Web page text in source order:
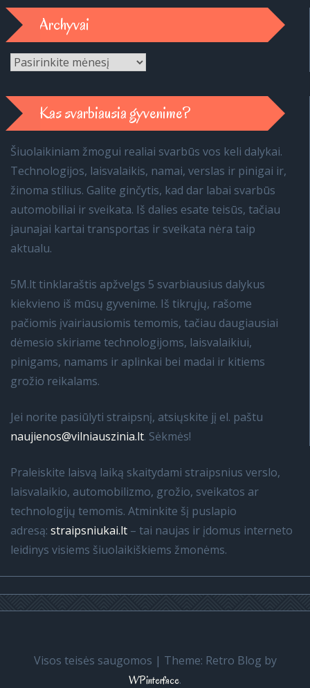
Archyvai
Archyvai
Kas svarbiausia gyvenime?
Šiuolaikiniam žmogui realiai svarbūs vos keli dalykai.
Technologijos, laisvalaikis, namai, verslas ir pinigai ir,
žinoma stilius. Galite ginčytis, kad dar labai svarbūs
automobiliai ir sveikata. Iš dalies esate teisūs, tačiau
jaunajai kartai transportas ir sveikata nėra taip
aktualu.
5M.lt tinklaraštis apžvelgs 5 svarbiausius dalykus
kiekvieno iš mūsų gyvenime. Iš tikrųjų, rašome
pačiomis įvairiausiomis temomis, tačiau daugiausiai
dėmesio skiriame technologijoms, laisvalaikiui,
pinigams, namams ir aplinkai bei madai ir kitiems
grožio reikalams.
Jei norite pasiūlyti straipsnį, atsiųskite jį el. paštu
naujienos@vilniauszinia.lt. Sėkmės!
Praleiskite laisvą laiką skaitydami straipsnius verslo,
laisvalaikio, automobilizmo, grožio, sveikatos ar
technologijų temomis. Atminkite šį puslapio
adresą: straipsniukai.lt – tai naujas ir įdomus interneto
leidinys visiems šiuolaikiškiems žmonėms.
Visos teisės saugomos | Theme: Retro Blog by
WPinterface.